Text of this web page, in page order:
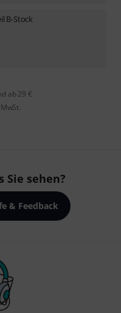
B-Stock
ab 29 €
Sie sehen?
& Feedback